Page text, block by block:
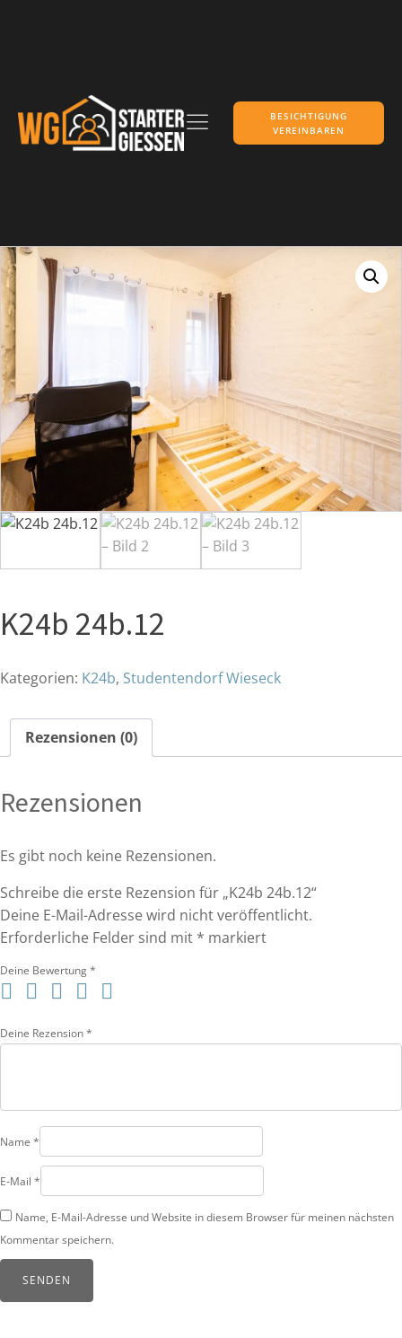
BESICHTIGUNG
VEREINBAREN
K24b 24b.12
Kategorien: K24b, Studentendorf Wieseck
Rezensionen (0)
Rezensionen
Es gibt noch keine Rezensionen.
Schreibe die erste Rezension für „K24b 24b.12“
Deine E-Mail-Adresse wird nicht veröffentlicht.
Erforderliche Felder sind mit * markiert
Deine Bewertung*
Deine Rezension*
Name *
E-Mail *
Name, E-Mail-Adresse und Website in diesem Browser für meinen nächsten
Kommentar speichern.